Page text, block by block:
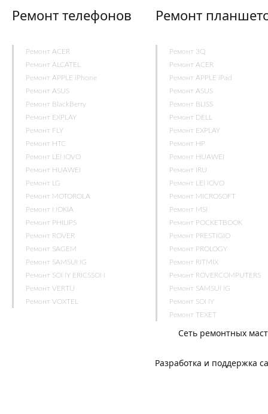
Ремонт телефонов
Ремонт ACER
Ремонт ALCATEL
Ремонт APPLE iPhone
Ремонт ASUS
Ремонт BlackBerry
Ремонт EXPLAY
Ремонт FLY
Ремонт HTC
Ремонт LENOVO
Ремонт HUAWEI
Ремонт LG
Ремонт MOTOROLA
Ремонт NOKIA
Ремонт PHILIPS
Ремонт ROVER
Ремонт SAGEM
Ремонт SAMSUNG
Ремонт SONY ERICSSON
Ремонт VERTU
Ремонт VOXTEL
Ремонт
Ремонт 3Q
Ремонт ACER
Ремонт APPLE iPad
Ремонт ASUS
Ремонт BLISS
Ремонт DELL
Ремонт EXPLAY
Ремонт HP
Ремонт HUAWEI
Ремонт IRU
Ремонт LENOVO
Ремонт MICROSOFT
Ремонт MSI
Ремонт POCKETBOOK
Ремонт PRESTIGIO
Ремонт PROLOGY
Ремонт RITMIX
Ремонт ROVERCOMPUTERS
Ремонт SAMSUNG
Ремонт SONY
Ремонт TEXET
Сеть ремонтных
Разработка и поддержка